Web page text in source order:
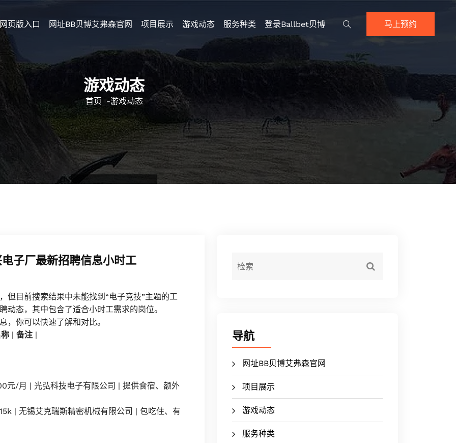
页版入口 网址BB贝博艾弗森官网 项目展示 游戏动态 服务种类 登录ballbet贝博 马上预约
游戏动态
首页 -游戏动态
子厂最新招聘信息小时工
但目前搜索结果中未能找到“电子竞技”主题的工
态，其中包含了适合小时工需求的岗位。
，你可以快速了解和对比。
| 备注 |
/月 | 光弘科技电子有限公司 | 提供食宿、额外
| 无锡艾克瑞斯精密机械有限公司 | 包吃住、有
导航
网址BB贝博艾弗森官网
项目展示
游戏动态
服务种类